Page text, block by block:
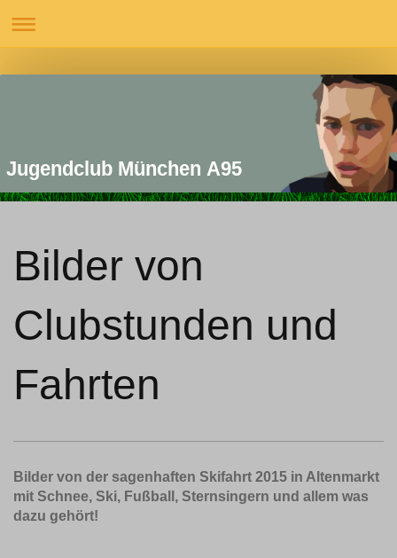
Jugendclub München A95
Bilder von
Clubstunden und
Fahrten
Bilder von der sagenhaften Skifahrt 2015 in Altenmarkt
mit Schnee, Ski, Fußball, Sternsingern und allem was
dazu gehört!